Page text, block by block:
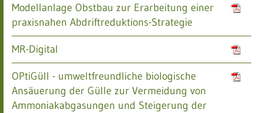
Modellanlage Obstbau zur Erarbeitung einer
praxisnahen Abdriftreduktions-Strategie
MR-Digital
OPtiGüll - umweltfreundliche biologische
Ansäuerung der Gülle zur Vermeidung von
Ammoniakabgasungen und Steigerung der